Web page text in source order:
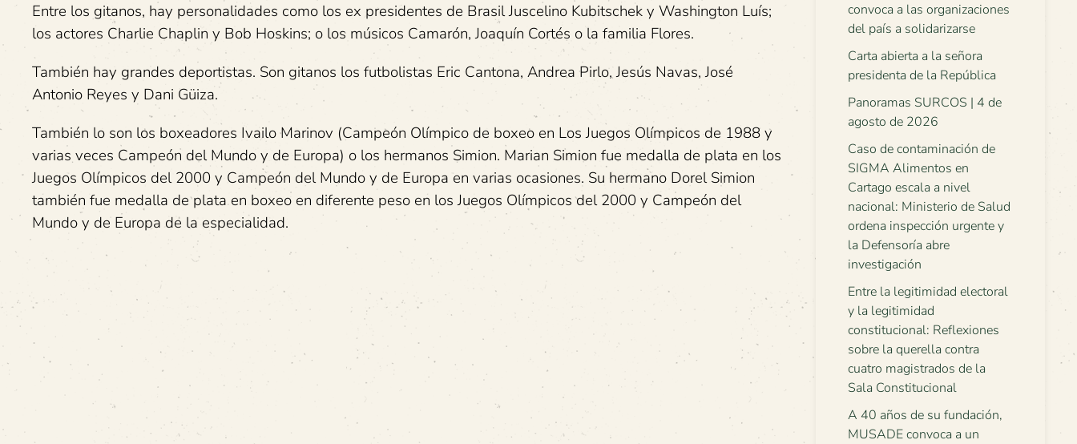
Entre los gitanos, hay personalidades como los ex presidentes de Brasil Juscelino Kubitschek y Washington Luís;
los actores Charlie Chaplin y Bob Hoskins; o los músicos Camarón, Joaquín Cortés o la familia Flores.
También hay grandes deportistas. Son gitanos los futbolistas Eric Cantona, Andrea Pirlo, Jesús Navas, José
Antonio Reyes y Dani Güiza.
También lo son los boxeadores Ivailo Marinov (Campeón Olímpico de boxeo en Los Juegos Olímpicos de 1988 y
varias veces Campeón del Mundo y de Europa) o los hermanos Simion. Marian Simion fue medalla de plata en los
Juegos Olímpicos del 2000 y Campeón del Mundo y de Europa en varias ocasiones. Su hermano Dorel Simion
también fue medalla de plata en boxeo en diferente peso en los Juegos Olímpicos del 2000 y Campeón del
Mundo y de Europa de la especialidad.
convoca a las organizaciones
del país a solidarizarse
Carta abierta a la señora
presidenta de la República
Panoramas SURCOS | 4 de
agosto de 2026
Caso de contaminación de
SIGMA Alimentos en
Cartago escala a nivel
nacional: Ministerio de Salud
ordena inspección urgente y
la Defensoría abre
investigación
Entre la legitimidad electoral
y la legitimidad
constitucional: Reflexiones
sobre la querella contra
cuatro magistrados de la
Sala Constitucional
A 40 años de su fundación,
MUSADE convoca a un